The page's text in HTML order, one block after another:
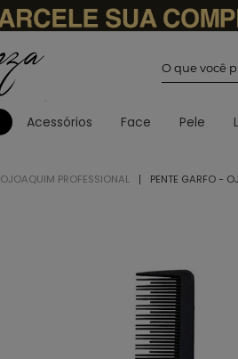
Acessórios Face Pele
OJOAQUIM PROFESSIONAL PENTE GARFO -